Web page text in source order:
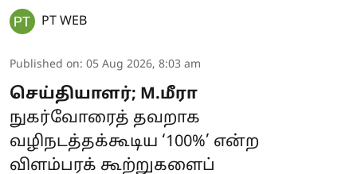
PT WEB
Published on: 05 Aug 2026, 8:03 am
செய்தியாளர்; M.மீரா
நுகர்வோரைத் தவறாக
வழிநடத்தக்கூடிய ‘100%’ என்ற
விளம்பரக் கூற்றுகளைப்